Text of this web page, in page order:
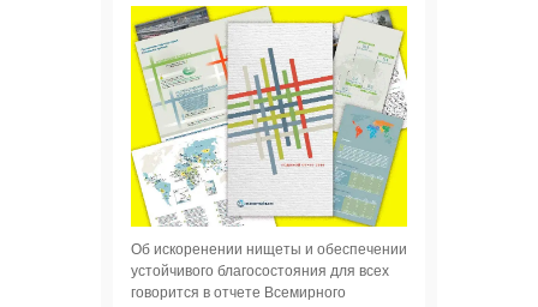
Об искоренении нищеты и обеспечении
устойчивого благосостояния для всех
говорится в отчете Всемирного